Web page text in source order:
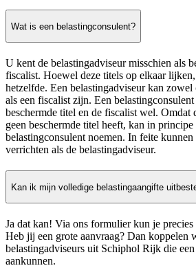
Wat is een belastingconsulent?
U kent de belastingadviseur misschien als
fiscalist. Hoewel deze titels op elkaar
hetzelfde. Een belastingadviseur kan zowel
als een fiscalist zijn. Een belastingconsulent
beschermde titel en de fiscalist wel. Omdat
geen beschermde titel heeft, kan in principe
belastingconsulent noemen. In feite
verrichten als de belastingadviseur.
Kan ik mijn volledige belastingaangifte
Ja dat kan! Via ons formulier kun je
Heb jij een grote aanvraag? Dan koppelen
belastingadviseurs uit Schiphol Rijk die
aankunnen.